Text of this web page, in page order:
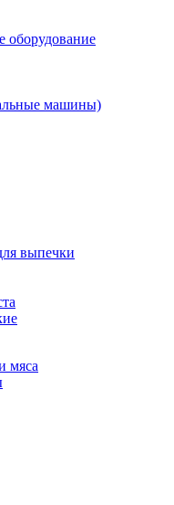
оборудование
машины)
выпечки
мяса